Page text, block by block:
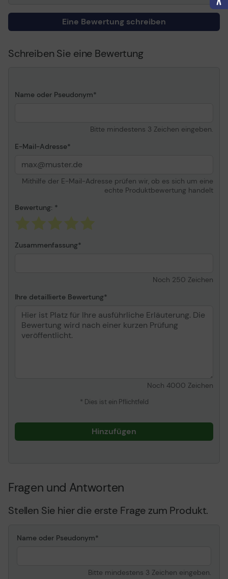
Eine Bewertung schreiben
Schreiben Sie eine Bewertung
Name oder Pseudonym
Bitte mindestens 3 Zeichen eingeben.
E-Mail-Adresse
Mithilfe der E-Mail-Adresse prüfen wir, ob es sich um eine
echte Produktbewertung handelt
Bewertung:
Zusammenfassung
Noch 250 Zeichen
Ihre detaillierte Bewertung
Noch 4000 Zeichen
* Dies ist ein Pflichtfeld
Hinzufügen
Fragen und Antworten
Stellen Sie hier die erste Frage zum Produkt.
Name oder Pseudonym
Bitte mindestens 3 Zeichen eingeben.